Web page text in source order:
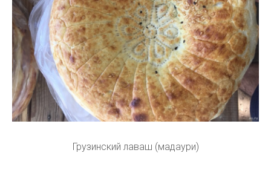
Грузинский лаваш (мадаури)